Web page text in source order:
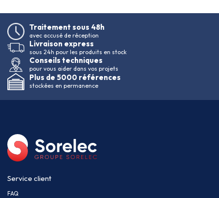
Traitement sous 48h
avec accusé de réception
Livraison express
sous 24h pour les produits en stock
Conseils techniques
pour vous aider dans vos projets
Plus de 5000 références
stockées en permanence
Service client
FAQ